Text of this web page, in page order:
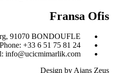
Fransa Ofis
91070 BONDOUFLE
Phone: ‎+33 6 51 75 81 24
info@ucicmimarlik.com
Design by Ajans Zeus